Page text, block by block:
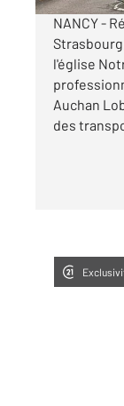
NANCY -
l'église
Auchan
des